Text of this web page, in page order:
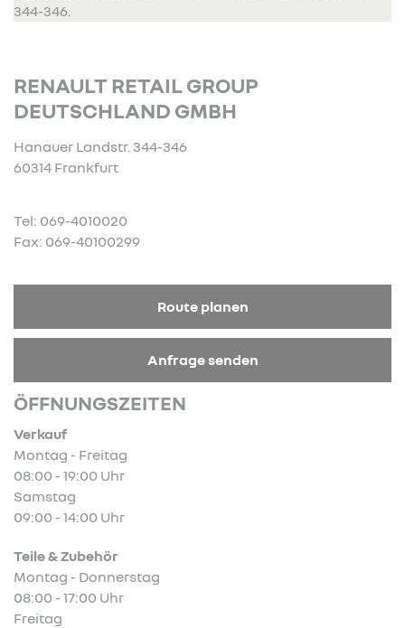
344-346.
RENAULT RETAIL GROUP
DEUTSCHLAND GMBH
Hanauer Landstr. 344-346
60314 Frankfurt
Tel: 069-4010020
Fax: 069-40100299
Route planen
Anfrage senden
ÖFFNUNGSZEITEN
Verkauf
Montag - Freitag
08:00 - 19:00 Uhr
Samstag
09:00 - 14:00 Uhr
Teile & Zubehör
Montag - Donnerstag
08:00 - 17:00 Uhr
Freitag